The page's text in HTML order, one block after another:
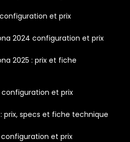
et prix
2024 configuration et prix
2025 : prix et fiche
et prix
prix, specs et fiche technique
et prix